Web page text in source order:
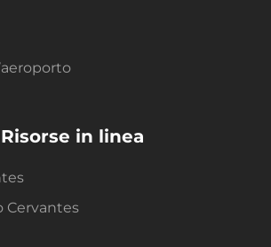
Risorse in linea
Cervantes